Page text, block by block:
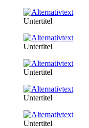
Untertitel
Untertitel
Untertitel
Untertitel
Untertitel